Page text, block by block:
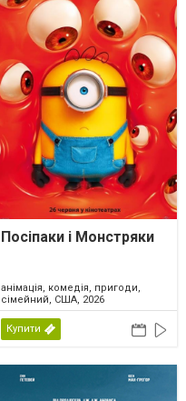
Посіпаки і Монстряки
анімація, комедія, пригоди,
сімейний, США, 2026
Купити